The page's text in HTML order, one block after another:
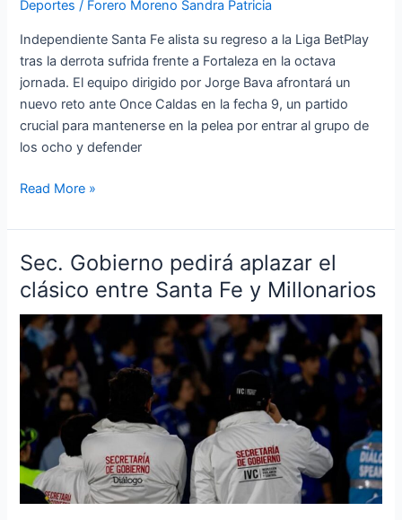
Deportes / Forero Moreno Sandra Patricia
Independiente Santa Fe alista su regreso a la Liga BetPlay
tras la derrota sufrida frente a Fortaleza en la octava
jornada. El equipo dirigido por Jorge Bava afrontará un
nuevo reto ante Once Caldas en la fecha 9, un partido
crucial para mantenerse en la pelea por entrar al grupo de
los ocho y defender
Read More »
Sec. Gobierno pedirá aplazar el
clásico entre Santa Fe y Millonarios
Sec.
Gobierno
pedirá
aplazar
el
clásico
entre
Santa
Fe
y
Millonarios